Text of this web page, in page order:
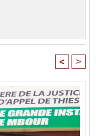
< >